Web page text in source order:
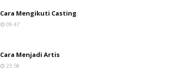
Cara Mengikuti Casting
09.47
Cara Menjadi Artis
23.58